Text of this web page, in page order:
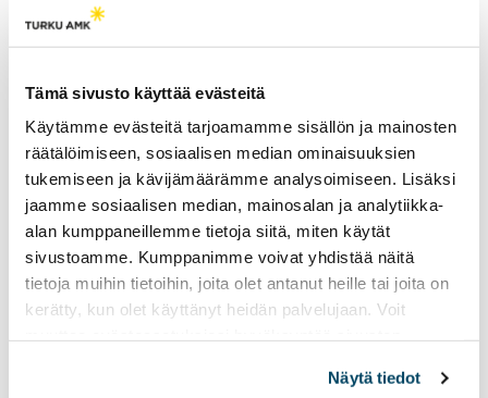
Tämä sivusto käyttää evästeitä
Käytämme evästeitä tarjoamamme sisällön ja mainosten
räätälöimiseen, sosiaalisen median ominaisuuksien
tukemiseen ja kävijämäärämme analysoimiseen. Lisäksi
jaamme sosiaalisen median, mainosalan ja analytiikka-
alan kumppaneillemme tietoja siitä, miten käytät
sivustoamme. Kumppanimme voivat yhdistää näitä
tietoja muihin tietoihin, joita olet antanut heille tai joita on
kerätty, kun olet käyttänyt heidän palvelujaan. Voit
Näytä tiedot
Tulevaisuudessa – mikä ettei?” Pentti toteaa.
Marathon Monday
vetää Lappeenrantaan
tuhansia kävijöitä.
25.05.2023 UUTISET
Lappeenrannan yksi
suurimmista
kävijöitä ympäri Suomen.